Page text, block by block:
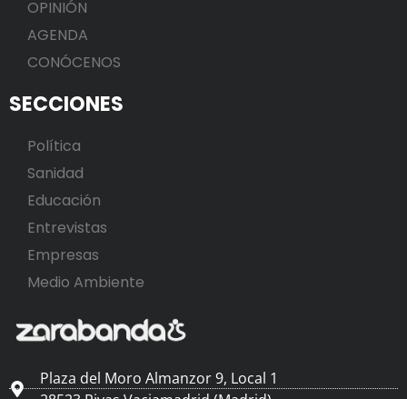
OPINIÓN
AGENDA
CONÓCENOS
SECCIONES
Política
Sanidad
Educación
Entrevistas
Empresas
Medio Ambiente
Plaza del Moro Almanzor 9, Local 1